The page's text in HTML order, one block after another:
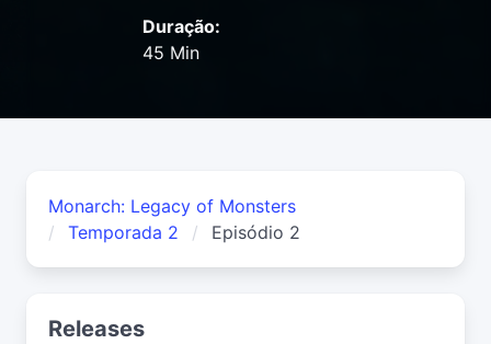
Duração:
45 Min
Monarch: Legacy of Monsters
Temporada 2
Episódio 2
Releases